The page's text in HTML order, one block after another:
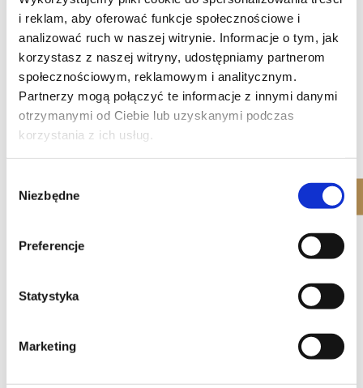
i reklam, aby oferować funkcje społecznościowe i
analizować ruch w naszej witrynie. Informacje o tym, jak
korzystasz z naszej witryny, udostępniamy partnerom
społecznościowym, reklamowym i analitycznym.
Partnerzy mogą połączyć te informacje z innymi danymi
otrzymanymi od Ciebie lub uzyskanymi podczas
korzystania z ich usług.
zgody
Niezbędne
Preferencje
Statystyka
Marketing
1 POKÓJ
OD 3100 PLN/MSC
Powierzchnia 21-24 m2
Klimatyzacja